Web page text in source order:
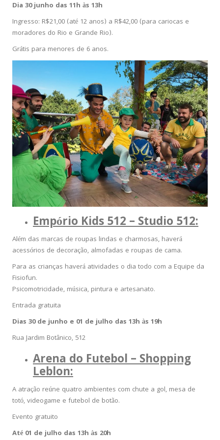
Dia 30 junho das 11h às 13h
Ingresso: R$21,00 (até 12 anos) a R$42,00 (para cariocas e
moradores do Rio e Grande Rio).
Grátis para menores de 6 anos.
Empório Kids 512 – Studio 512:
Além das marcas de roupas lindas e charmosas, haverá
acessórios de decoração, almofadas e roupas de cama.
Para as crianças haverá atividades o dia todo com a Equipe da
Fisiofun.
Psicomotricidade, música, pintura e artesanato.
Entrada gratuita
Dias 30 de junho e 01 de julho das 13h às 19h
Rua Jardim Botânico, 512
Arena do Futebol – Shopping
Leblon:
A atração reúne quatro ambientes com chute a gol, mesa de
totó, videogame e futebol de botão.
Evento gratuito
Até 01 de julho das 13h às 20h